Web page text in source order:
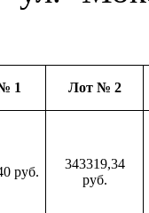
1 Лот № 2
руб.
343319,34
руб.